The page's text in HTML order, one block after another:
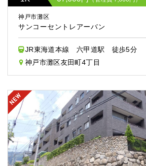
神戸市灘区
サンコーセントレアーバン
JR東海道本線 六甲道駅 徒歩5分
神戸市灘区友田町4丁目